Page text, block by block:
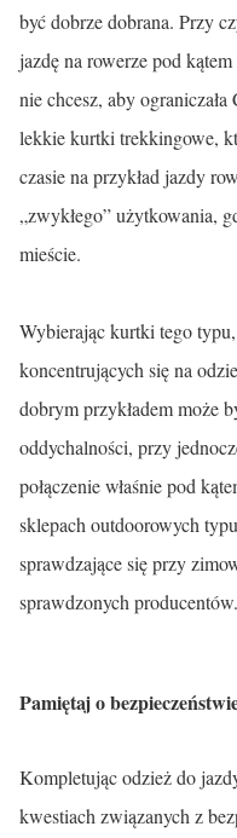
być dobrze dobrana. Przy
jazdę na rowerze pod
nie chcesz, aby
lekkie kurtki trekkingowe,
czasie na przykład jazdy
„zwykłego” użytkowania,
mieście.
Wybierając kurtki tego
koncentrujących się na
dobrym przykładem może
oddychalności, przy
połączenie właśnie pod
sklepach outdoorowych typu
sprawdzające się przy
sprawdzonych producentów.
Pamiętaj o
Kompletując odzież do
kwestiach związanych z